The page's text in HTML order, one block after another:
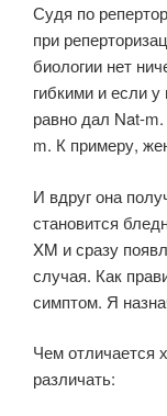
Судя по
при
биологии нет
гибкими и если
равно дал Nat-
m. К примеру,
И вдруг она
становится
XM и сразу
случая. Как
симптом. Я
Чем отличается
различать: